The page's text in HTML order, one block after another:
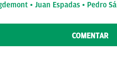
Juan Espadas Pedro
COMENTAR